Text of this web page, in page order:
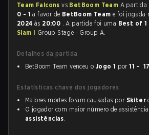
Team Falconsvs BetBoom Team A partida
0 - 1 a favor de BetBoom Teame foi jogada
2024 às 20:00 . A partida foi uma Best of 1
Slam I Group Stage - Group A.
Detalhes da partida
BetBoom Team venceu o Jogo 1 por11 - 17
Estatísticas chave dos jogadores
Maiores mortes foram causadas por Skiter
O jogador com maior número de
assistências.